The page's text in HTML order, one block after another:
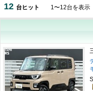
12 台ヒット 1〜12台を表示